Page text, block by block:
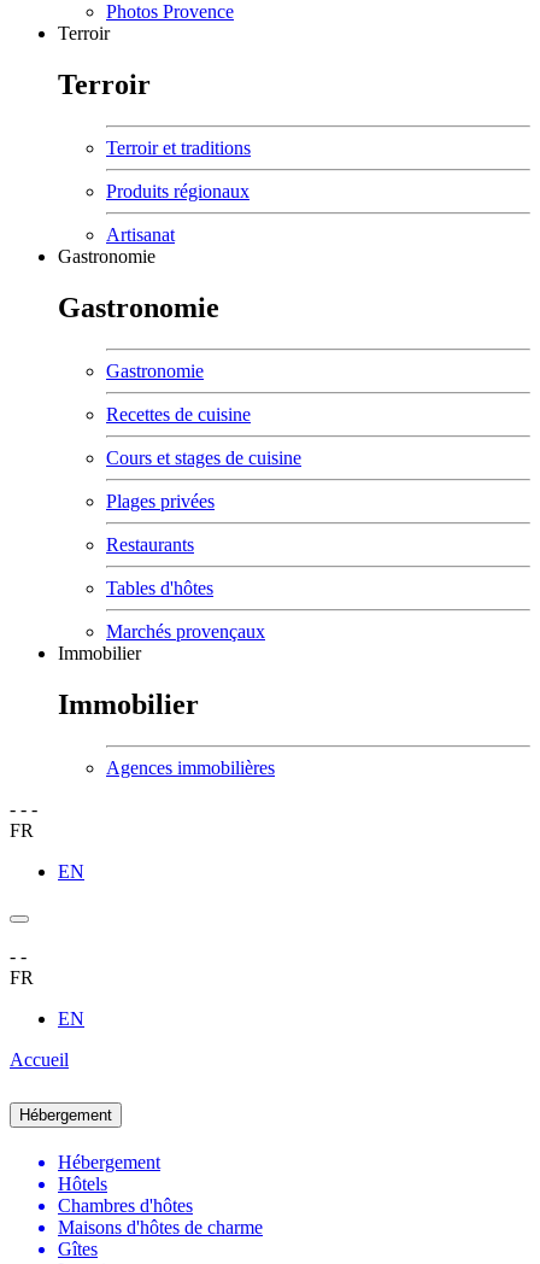
Photos Provence
Terroir
Terroir
Terroir et traditions
Produits régionaux
Artisanat
Gastronomie
Gastronomie
Gastronomie
Recettes de cuisine
Cours et stages de cuisine
Plages privées
Restaurants
Tables d'hôtes
Marchés provençaux
Immobilier
Immobilier
Agences immobilières
- - -
FR
EN
- -
FR
EN
Accueil
Hébergement
Hébergement
Hôtels
Chambres d'hôtes
Maisons d'hôtes de charme
Gîtes